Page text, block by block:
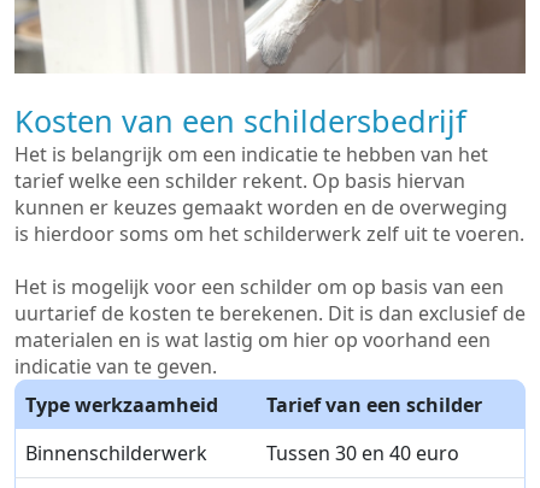
Kosten van een schildersbedrijf
Het is belangrijk om een indicatie te hebben van het
tarief welke een schilder rekent. Op basis hiervan
kunnen er keuzes gemaakt worden en de overweging
is hierdoor soms om het schilderwerk zelf uit te voeren.
Het is mogelijk voor een schilder om op basis van een
uurtarief de kosten te berekenen. Dit is dan exclusief de
materialen en is wat lastig om hier op voorhand een
indicatie van te geven.
Type werkzaamheid
Tarief van een schilder
Binnenschilderwerk
Tussen 30 en 40 euro